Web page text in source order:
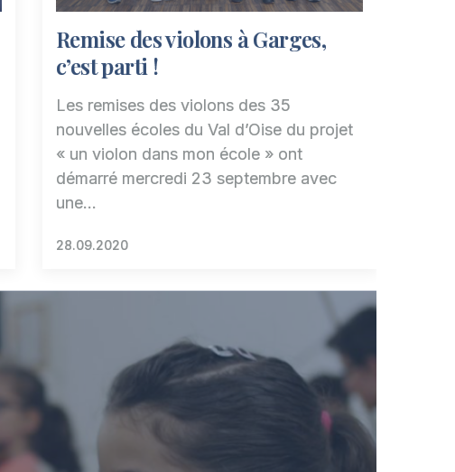
Remise des violons à Garges,
c’est parti !
Les remises des violons des 35
nouvelles écoles du Val d’Oise du projet
« un violon dans mon école » ont
démarré mercredi 23 septembre avec
une…
28.09.2020